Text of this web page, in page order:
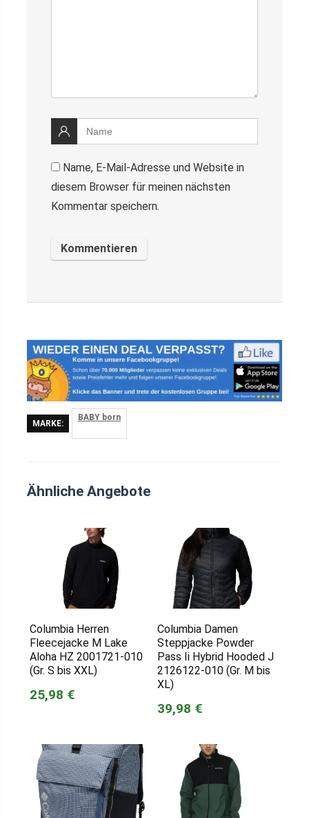
Name, E-Mail-Adresse und Website in
diesem Browser für meinen nächsten
Kommentar speichern.
MARKE:
BABY born
Ähnliche Angebote
Columbia Herren
Fleecejacke M Lake
Aloha HZ 2001721-010
(Gr. S bis XXL)
25,98 €
Columbia Damen
Steppjacke Powder
Pass Ii Hybrid Hooded J
2126122-010 (Gr. M bis
XL)
39,98 €